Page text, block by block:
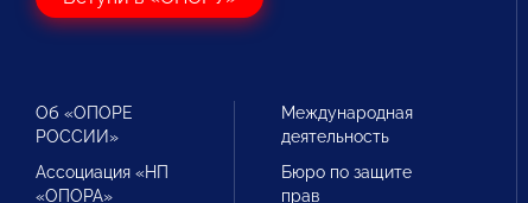
Об «ОПОРЕ
РОССИИ»
Ассоциация «НП
«ОПОРА»
Международная
деятельность
Бюро по защите
прав